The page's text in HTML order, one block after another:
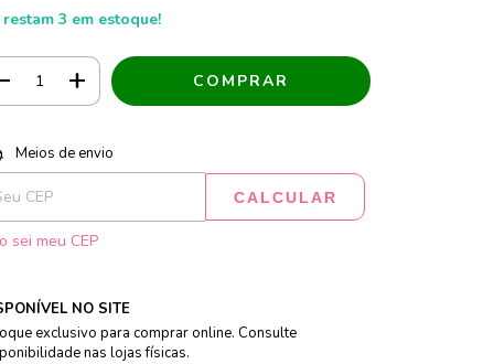
restam 3 em estoque!
para o CEP:
Meios de envio
CALCULAR
sei meu CEP
NO SITE
exclusivo para comprar online. Consulte
nas lojas físicas.